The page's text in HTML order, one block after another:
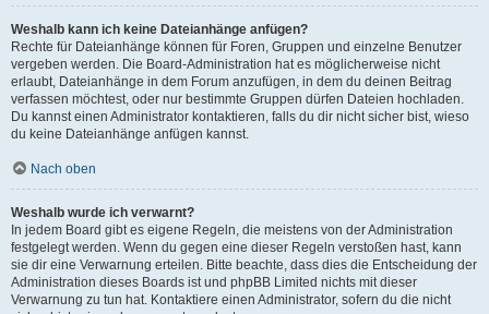
Weshalb kann ich keine Dateianhänge anfügen?
Rechte für Dateianhänge können für Foren, Gruppen und einzelne Benutzer
vergeben werden. Die Board-Administration hat es möglicherweise nicht
erlaubt, Dateianhänge in dem Forum anzufügen, in dem du deinen Beitrag
verfassen möchtest, oder nur bestimmte Gruppen dürfen Dateien hochladen.
Du kannst einen Administrator kontaktieren, falls du dir nicht sicher bist, wieso
du keine Dateianhänge anfügen kannst.
Nach oben
Weshalb wurde ich verwarnt?
In jedem Board gibt es eigene Regeln, die meistens von der Administration
festgelegt werden. Wenn du gegen eine dieser Regeln verstoßen hast, kann
sie dir eine Verwarnung erteilen. Bitte beachte, dass dies die Entscheidung der
Administration dieses Boards ist und phpBB Limited nichts mit dieser
Verwarnung zu tun hat. Kontaktiere einen Administrator, sofern du die nicht